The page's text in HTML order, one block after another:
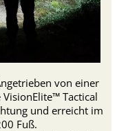
von einer
Tactical
und erreicht im
Fuß.